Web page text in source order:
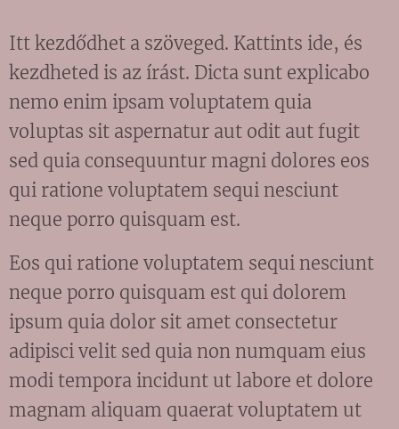
Itt kezdődhet a szöveged. Kattints ide, és
kezdheted is az írást. Dicta sunt explicabo
nemo enim ipsam voluptatem quia
voluptas sit aspernatur aut odit aut fugit
sed quia consequuntur magni dolores eos
qui ratione voluptatem sequi nesciunt
neque porro quisquam est.
Eos qui ratione voluptatem sequi nesciunt
neque porro quisquam est qui dolorem
ipsum quia dolor sit amet consectetur
adipisci velit sed quia non numquam eius
modi tempora incidunt ut labore et dolore
magnam aliquam quaerat voluptatem ut